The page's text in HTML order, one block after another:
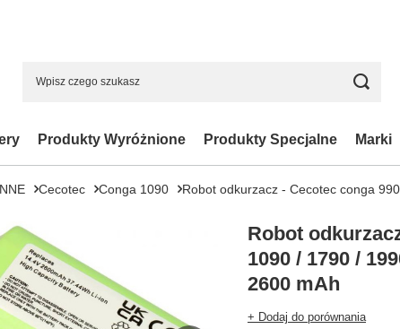
Produkty Wyróżnione Produkty Specjalne Marki
Cecotec Conga 1090 Robot odkurzacz - Cecotec conga
Robot
1090 / 1790 /
2600 mAh
+ Dodaj do porównania